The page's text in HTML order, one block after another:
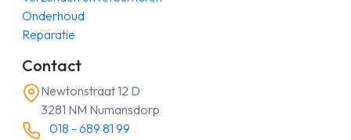
Onderhoud
Reparatie
Contact
Newtonstraat 12 D
3281 NM Numansdorp
018 - 689 81 99